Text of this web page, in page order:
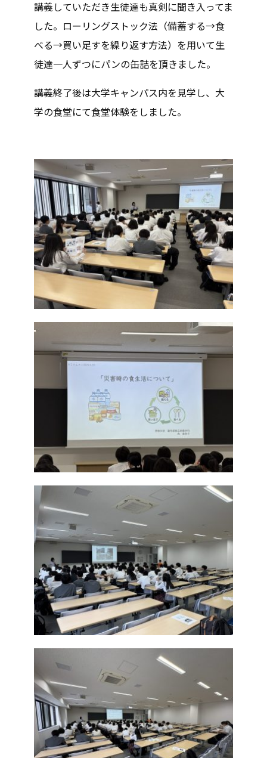
講義していただき生徒達も真剣に聞き入ってま
した。ローリングストック法（備蓄する→食
べる→買い足すを繰り返す方法）を用いて生
徒達一人ずつにパンの缶詰を頂きました。
講義終了後は大学キャンパス内を見学し、大
学の食堂にて食堂体験をしました。